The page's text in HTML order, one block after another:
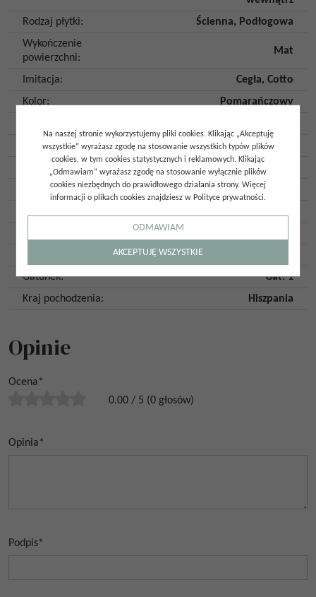
Rodzaj płytki: Ścienna, Podłogowa
Wykończenie
powierzchni:
Mat
Imitacja: Cegła, Cotto
Kolor:
Pomarańczowy
Klasa ścieralności:
Antypoślizgowość
Mrozoodporność:
Ilość m2 w opakowaniu:
Gatunek:
Gat. 1
Kraj pochodzenia: Hiszpania
Opinie
Ocena*
0.00 / 5 (0 głosów)
Opinia*
Podpis*
Na naszej stronie wykorzystujemy pliki cookies. Klikając „Akceptuję
wszystkie” wyrażasz zgodę na stosowanie wszystkich typów plików
cookies, w tym cookies statystycznych i reklamowych. Klikając
„Odmawiam” wyrażasz zgodę na stosowanie wyłącznie plików
cookies niezbędnych do prawidłowego działania strony. Więcej
informacji o plikach cookies znajdziesz w Polityce prywatności.
ODMAWIAM
AKCEPTUJĘ WSZYSTKIE